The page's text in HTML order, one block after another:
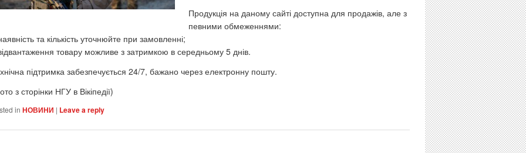
Продукція на даному сайті доступна для продажів, але з
певними обмеженнями:
та кількість уточнюйте при замовленні;
товару можливе з затримкою в середньому 5 днів.
підтримка забезпечується 24/7, бажано через електронну пошту.
з сторінки НГУ в Вікіпедії)
in НОВИНИ | Leave a reply